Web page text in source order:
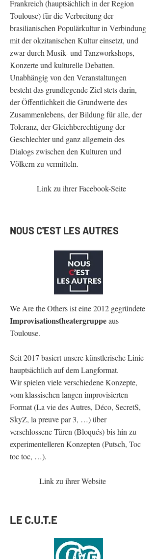
Frankreich (hauptsächlich in der Region
Toulouse) für die Verbreitung der
brasilianischen Populärkultur in Verbindung
mit der okzitanischen Kultur einsetzt, und
zwar durch Musik- und Tanzworkshops,
Konzerte und kulturelle Debatten.
Unabhängig von den Veranstaltungen
besteht das grundlegende Ziel stets darin,
der Öffentlichkeit die Grundwerte des
Zusammenlebens, der Bildung für alle, der
Toleranz, der Gleichberechtigung der
Geschlechter und ganz allgemein des
Dialogs zwischen den Kulturen und
Völkern zu vermitteln.
Link zu ihrer Facebook-Seite
NOUS C'EST LES AUTRES
​We Are the Others ist eine 2012 gegründete
Improvisationstheatergruppeaus
Toulouse.
Seit 2017 basiert unsere künstlerische Linie
hauptsächlich auf dem Langformat.
Wir spielen viele verschiedene Konzepte,
vom klassischen langen improvisierten
Format (La vie des Autres, Déco, SecretS,
SkyZ, la preuve par 3, …) über
verschlossene Türen (Bloqués) bis hin zu
experimentelleren Konzepten (Putsch, Toc
toc toc, …).
Link zu ihrer Website
LE C.U.T.E